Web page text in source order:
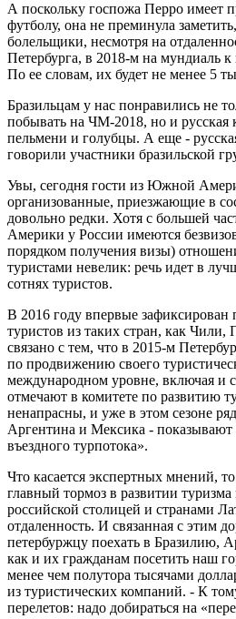
А поскольку госпожа Перро имеет
футболу, она не преминула
болельщики, несмотря на
Петербурга, в 2018-м на мундиаль к
По ее словам, их будет не менее 5
Бразильцам у нас понравились не
побывать на ЧМ-2018, но и русская
пельмени и голубцы. А еще -
говорили участники бразильской
Увы, сегодня гости из Южной
организованные, приезжающие в
довольно редки. Хотя с большей
Америки у России имеются
порядком получения визы)
туристами невелик: речь идет в
сотнях туристов.
В 2016 году впервые зафиксирован
туристов из таких стран, как
связано с тем, что в 2015-м
по продвижению своего
международном уровне, включая
отмечают в комитете по развитию
ненапрасны, и уже в этом сезоне
Аргентина и Мексика -
въездного турпотока».
Что касается экспертных мнений,
главный тормоз в развитии
российской столицей и странами
отдаленность. И связанная с этим
петербуржцу поехать в Бразилию,
как и их гражданам посетить наш
менее чем полутора тысячами
из туристических компаний. - К
перелетов: надо добираться на